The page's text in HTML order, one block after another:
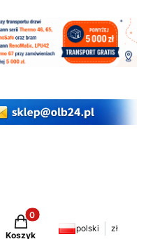
Produkty w koszyku: 0.
Koszyk
polski zł